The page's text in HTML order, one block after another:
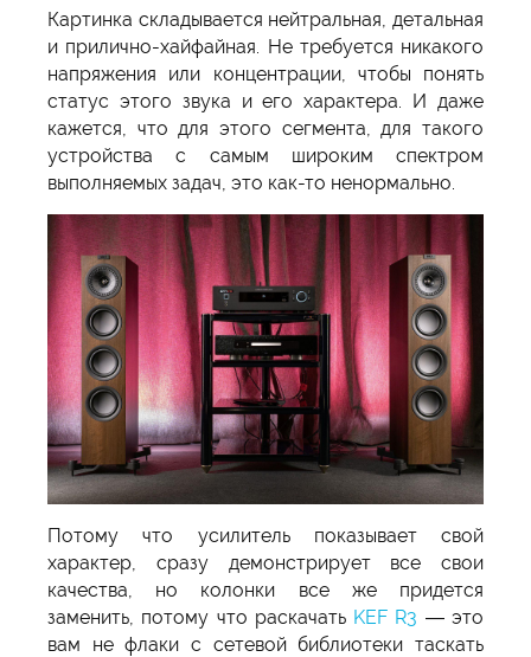
Картинка складывается нейтральная, детальная
и прилично-хайфайная. Не требуется никакого
напряжения или концентрации, чтобы понять
статус этого звука и его характера. И даже
кажется, что для этого сегмента, для такого
устройства с самым широким спектром
выполняемых задач, это как-то ненормально.
Потому что усилитель показывает свой
характер, сразу демонстрирует все свои
качества, но колонки все же придется
заменить, потому что раскачать KEF R3 — это
вам не флаки с сетевой библиотеки таскать